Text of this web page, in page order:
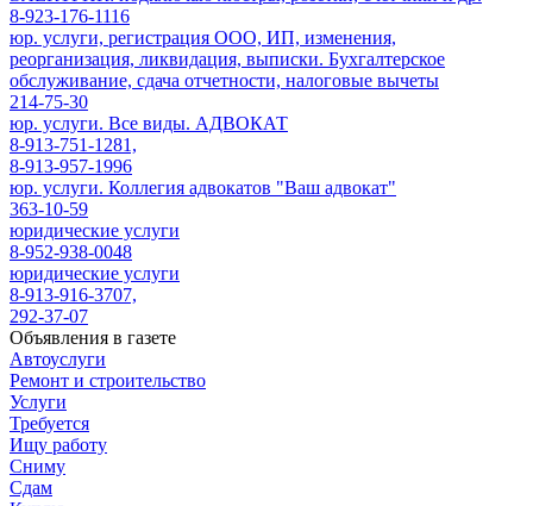
8-923-176-1116
юр. услуги, регистрация ООО, ИП, изменения,
реорганизация, ликвидация, выписки. Бухгалтерское
обслуживание, сдача отчетности, налоговые вычеты
214-75-30
юр. услуги. Все виды. АДВОКАТ
8-913-751-1281,
8-913-957-1996
юр. услуги. Коллегия адвокатов "Ваш адвокат"
363-10-59
юридические услуги
8-952-938-0048
юридические услуги
8-913-916-3707,
292-37-07
Объявления в газете
Автоуслуги
Ремонт и строительство
Услуги
Требуется
Ищу работу
Сниму
Сдам